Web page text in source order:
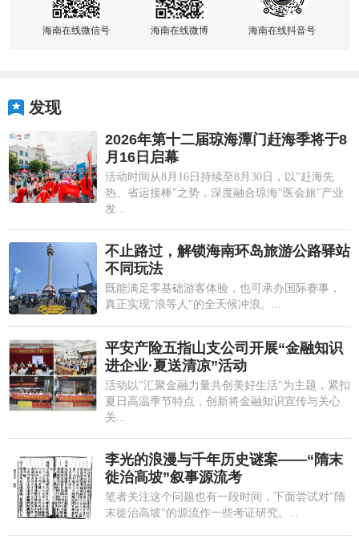
海南在线微信号 海南在线微博 海南在线抖音号
发现
2026年第十二届琼海潭门赶海季将于8
月16日启幕
活动时间从8月16日持续至8月30日，以"赶海先
热、省运接棒"之势，深度融合琼海"医会旅"产业
发...
不止路过，解锁海南环岛旅游公路驿站
不同玩法
既能满足零基础游客体验，也可承办国际赛事，
真正实现"浪等人"的全天候冲浪。...
平安产险五指山支公司开展“金融知识
进企业·夏送清凉”活动
活动以"汇聚金融力量共创美好生活"为主题，紧扣
夏日高温季节特点，创新将金融知识宣传与关心
关...
李光的浪漫与千年历史谜案——“隋末
徙治高坡”叙事源流考
笔者关注这个问题也有一段时间，下面尝试对"隋
末徙治高坡"的源流作一些考证研究。...